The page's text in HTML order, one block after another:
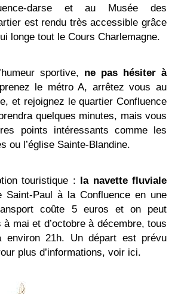
darse et au Musée des
est rendu très accessible grâce
longe tout le Cours Charlemagne.
sportive, ne pas hésiter à
le métro A, arrêtez vous au
et rejoignez le quartier Confluence
quelques minutes, mais vous
points intéressants comme les
ou l’église Sainte-Blandine.
touristique : la navette fluviale
Saint-Paul à la Confluence en une
coûte 5 euros et on peut
à mai et d’octobre à décembre, tous
21h. Un départ est prévu
plus d’informations, voir ici.